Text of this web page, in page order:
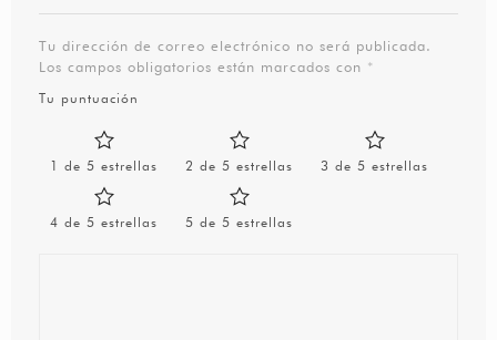
Tu dirección de correo electrónico no será publicada.
Los campos obligatorios están marcados con *
Tu puntuación
1 de 5 estrellas 2 de 5 estrellas 3 de 5 estrellas
4 de 5 estrellas 5 de 5 estrellas